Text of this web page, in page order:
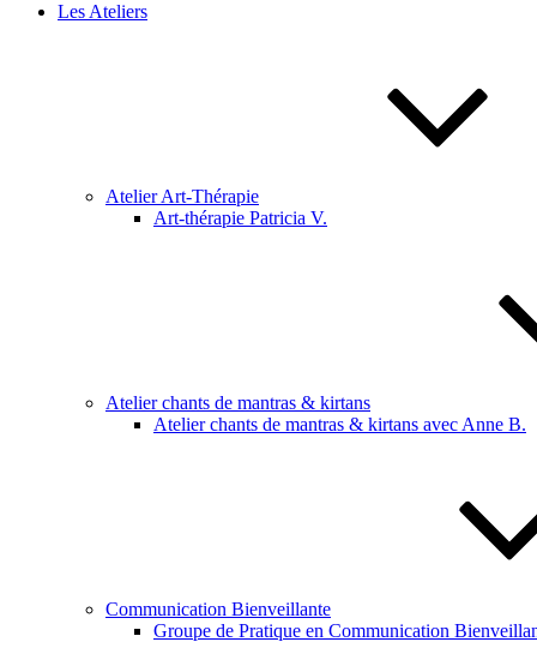
Les Ateliers
Atelier Art-Thérapie
Art-thérapie Patricia V.
Atelier chants de mantras & kirtans
Atelier chants de mantras & kirtans avec Anne B.
Communication Bienveillante
Groupe de Pratique en Communication